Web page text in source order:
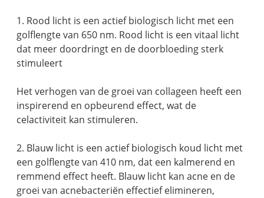
1. Rood licht is een actief biologisch licht met een
golflengte van 650 nm. Rood licht is een vitaal licht
dat meer doordringt en de doorbloeding sterk
stimuleert
Het verhogen van de groei van collageen heeft een
inspirerend en opbeurend effect, wat de
celactiviteit kan stimuleren.
2. Blauw licht is een actief biologisch koud licht met
een golflengte van 410 nm, dat een kalmerend en
remmend effect heeft. Blauw licht kan acne en de
groei van acnebacteriën effectief elimineren,